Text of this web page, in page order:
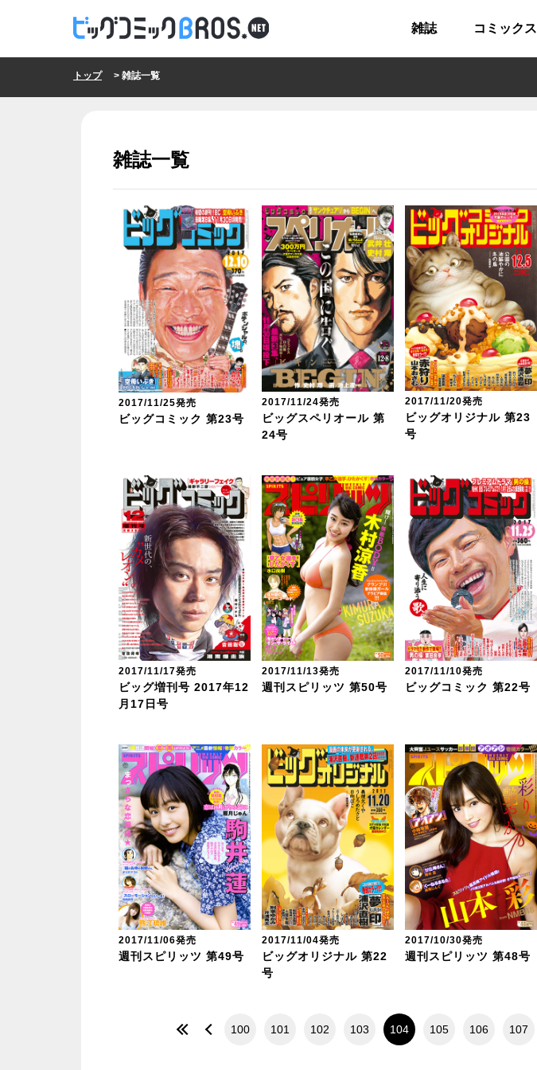
雑誌 コミックス
トップ> 雑誌一覧
雑誌一覧
2017/11/25発売
ビッグコミック 第23号
2017/11/24発売
ビッグスペリオール 第
24号
2017/11/20発売
ビッグオリジナル 第23
号
2017/11/17発売
ビッグ増刊号 2017年12
月17日号
2017/11/13発売
週刊スピリッツ 第50号
2017/11/10発売
ビッグコミック 第22号
2017/11/06発売
週刊スピリッツ 第49号
2017/11/04発売
ビッグオリジナル 第22
号
2017/10/30発売
週刊スピリッツ 第48号
100 101 102 103 104 105 106 107